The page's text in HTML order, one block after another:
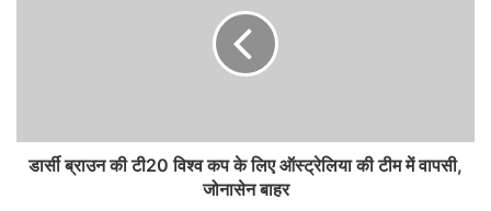
डार्सी ब्राउन की टी20 विश्व कप के लिए ऑस्ट्रेलिया की टीम में वापसी,
जोनासेन बाहर